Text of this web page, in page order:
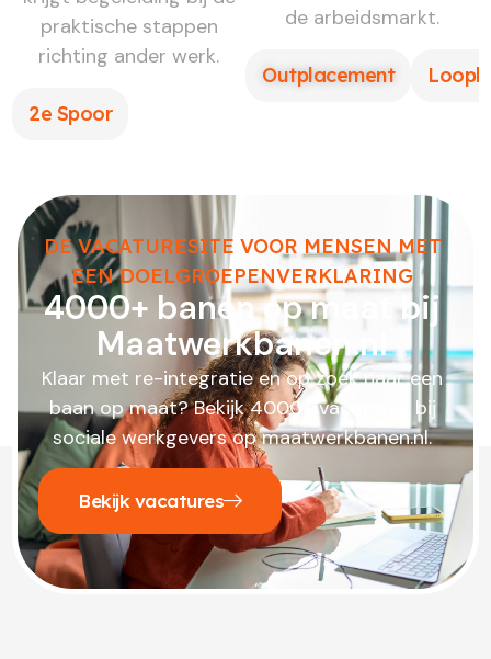
praktische stappen
richting ander werk.
2e Spoor
de arbeidsmarkt.
Outplacement
DE VACATURESITE VOOR MENSEN MET
EEN DOELGROEPENVERKLARING
4000+ banen op maat bij
Maatwerkbanen.nl
Klaar met re-integratie en op zoek naar een
baan op maat? Bekijk 4000+ vacatures bij
sociale werkgevers op maatwerkbanen.nl.
Bekijk vacatures